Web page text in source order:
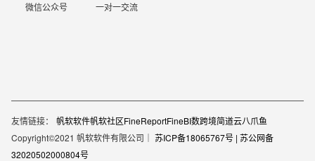
微信公众号 一对一交流
友情链接： 帆软软件帆软社区FineReportFineBI数跨境简道云八爪鱼
Copyright©2021 帆软软件有限公司｜ 苏ICP备18065767号 | 苏公网备
32020502000804号